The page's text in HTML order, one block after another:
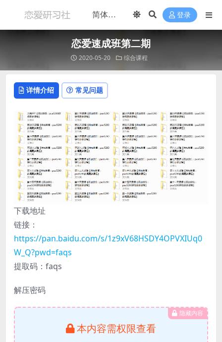
登录
恋爱速成班第二期
2020-05-20 综合课程
详情介绍 常见问题
下载地址
链接：
https://pan.baidu.com/s/1z9xV68HSDY4OPVXIUq0
W_Q?pwd=faqs
提取码：faqs
解压密码
隐藏内容
本内容需权限查看